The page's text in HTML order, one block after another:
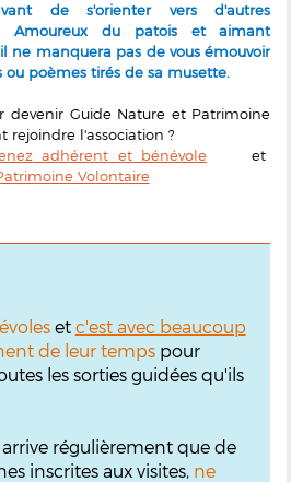
de s'orienter vers d'autres
Amoureux du patois et aimant
ne manquera pas de vous émouvoir
poèmes tirés de sa musette.
devenir Guide Nature et Patrimoine
rejoindre l'association ?
adhérent et bénévole et
Volontaire
et c'est avec beaucoup
de leur tempspour
les sorties guidées qu'ils
régulièrement que de
inscrites aux visites, ne